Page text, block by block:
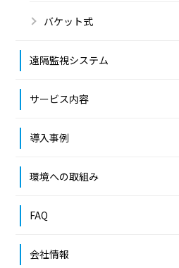
バケット式
遠隔監視システム
サービス内容
導入事例
環境への取組み
FAQ
会社情報